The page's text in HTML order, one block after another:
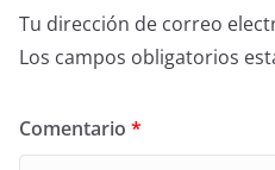
Tu dirección de correo
Los campos obligatorios
Comentario *